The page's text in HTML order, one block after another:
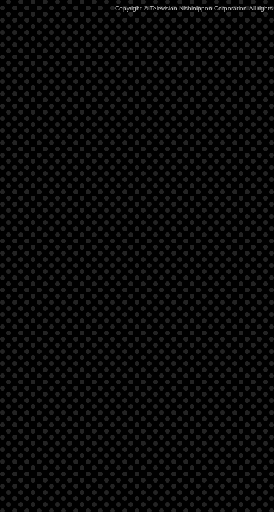
Copyright © Television Nishinippon Corporation.All